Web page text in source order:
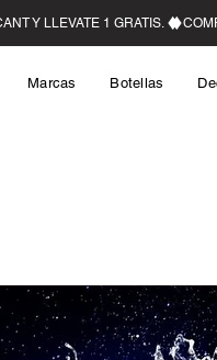
Marcas Botellas